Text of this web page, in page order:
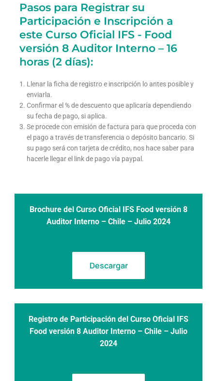
Pasos para Registrar su
Participación e Inscripción a
este Curso Oficial IFS - Food
versión 8 Auditor Interno – 16
horas (2 días):
Llenar la ficha de registro e inscripción lo antes posible y
enviarla.
Confirmar el % de descuento que aplicaría dependiendo
su fecha de pago, si aplica.
Se procede con emisión de factura para que proceda con
el pago a través de transferencia o depósito bancario. Si
su pago será con tarjeta de crédito, nos hace saber para
hacerle llegar el link de pago vía paypal.
Brochure del Curso Oficial IFS Food versión 8
Auditor Interno – Chile – Julio 2024
Descargar
Registro de Participación del Curso Oficial IFS
Food versión 8 Auditor Interno – Chile – Julio
2024